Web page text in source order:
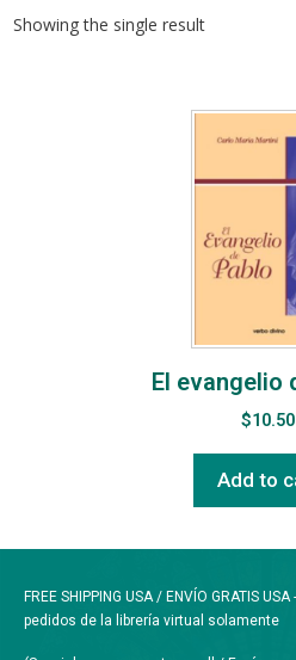
Showing the single result
El evangelio
$10.50
Add to
FREE SHIPPING USA / ENVÍO GRATIS
pedidos de la librería virtual solamente